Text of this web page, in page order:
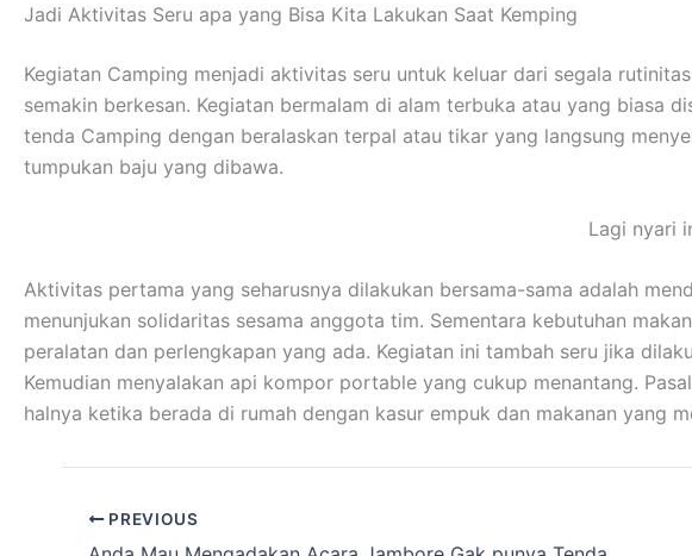
Jadi Aktivitas Seru apa yang Bisa Kita Lakukan Saat Kemping
Kegiatan Camping menjadi aktivitas seru untuk keluar dari segala
semakin berkesan. Kegiatan bermalam di alam terbuka atau yang biasa
tenda Camping dengan beralaskan terpal atau tikar yang langsung
tumpukan baju yang dibawa.
Lagi nyari
Aktivitas pertama yang seharusnya dilakukan bersama-sama adalah
menunjukan solidaritas sesama anggota tim. Sementara kebutuhan
peralatan dan perlengkapan yang ada. Kegiatan ini tambah seru jika
Kemudian menyalakan api kompor portable yang cukup menantang.
halnya ketika berada di rumah dengan kasur empuk dan makanan yang
PREVIOUS